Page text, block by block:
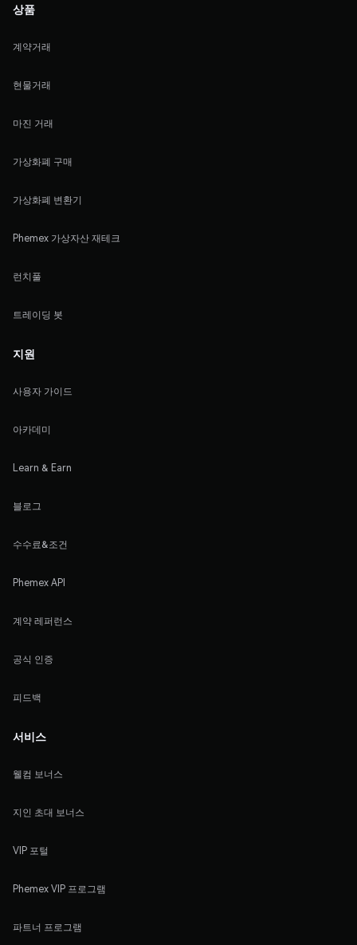
상품
계약거래
현물거래
마진 거래
가상화폐 구매
가상화폐 변환기
Phemex 가상자산 재테크
런치풀
트레이딩 봇
지원
사용자 가이드
아카데미
Learn & Earn
블로그
수수료&조건
Phemex API
계약 레퍼런스
공식 인증
피드백
서비스
웰컴 보너스
지인 초대 보너스
VIP 포털
Phemex VIP 프로그램
파트너 프로그램